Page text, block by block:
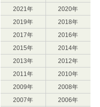
2021年
2020年
2019年
2018年
2017年
2016年
2015年
2014年
2013年
2012年
2011年
2010年
2009年
2008年
2007年
2006年